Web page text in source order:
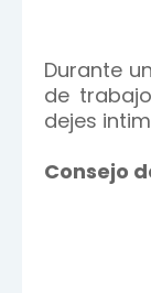
Durante
de
dejes
Consejo